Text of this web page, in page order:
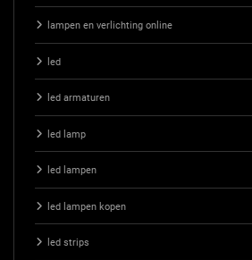
lampen en verlichting online
led
led armaturen
led lamp
led lampen
led lampen kopen
led strips